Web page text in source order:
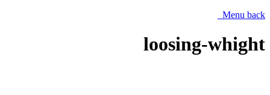
Menu back
loosing-whight